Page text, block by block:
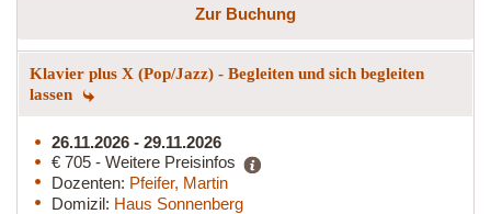
Zur Buchung
Klavier plus X (Pop/Jazz) - Begleiten und sich begleiten
lassen
26.11.2026 - 29.11.2026
€ 705 - Weitere Preisinfos
Dozenten: Pfeifer, Martin
Domizil: Haus Sonnenberg